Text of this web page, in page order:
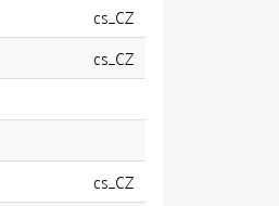
cs_CZ
cs_CZ
cs_CZ